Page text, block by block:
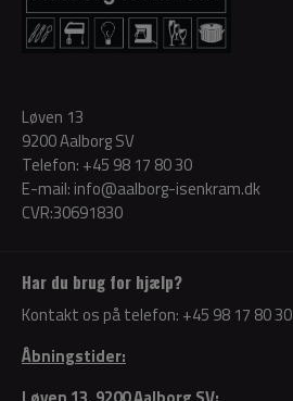
Har du brug for hjælp?
Kontakt os på telefon: +45 98 17 80 30
Åbningstider:
Løven 13
9200 Aalborg SV
Telefon: +45 98 17 80 30
E-mail: info@aalborg-isenkram.dk
CVR:30691830